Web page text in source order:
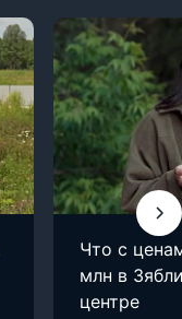
Что с
млн в
центре